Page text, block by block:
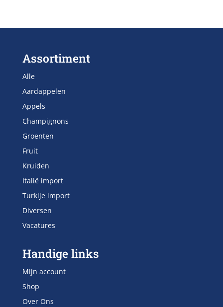
Assortiment
Alle
Aardappelen
Appels
Champignons
Groenten
Fruit
Kruiden
Italië import
Turkije import
Diversen
Vacatures
Handige links
Mijn account
Shop
Over Ons